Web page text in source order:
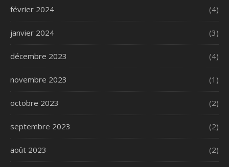
février 2024 (4)
janvier 2024 (3)
décembre 2023 (4)
novembre 2023 (1)
octobre 2023 (2)
septembre 2023 (2)
août 2023 (2)